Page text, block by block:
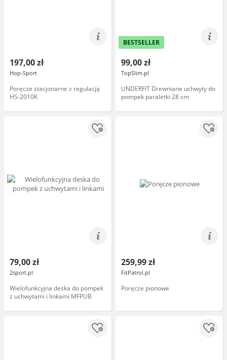
197,00 zł
Hop-Sport
Poręcze stacjonarne z regulacją
HS-2010K
BESTSELLER
99,00 zł
TopSlim.pl
UNDERFIT Drewniane uchwyty do
pompek paraletki 28 cm
79,00 zł
2sport.pl
Wielofunkcyjna deska do pompek
z uchwytami i linkami MFPUB
259,99 zł
FitPatrol.pl
Poręcze pionowe